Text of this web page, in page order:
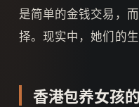
是简单的金钱交易，
择。现实中，她们的
香港包养女孩